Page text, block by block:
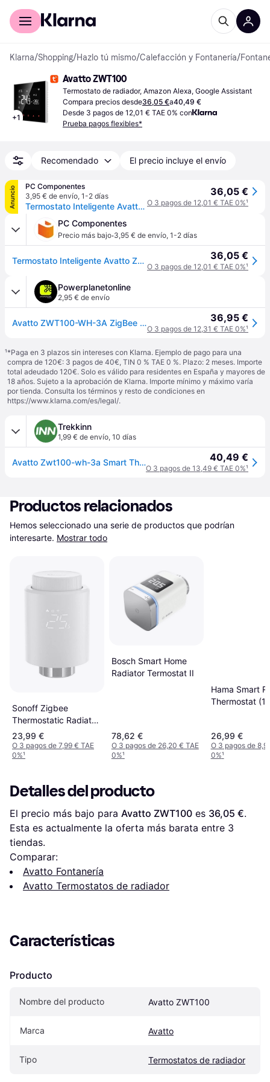
Comprar con Klarna
Klarna/Shopping/Hazlo tú mismo/Calefacción y Fontanería/
+1
Avatto ZWT100
Termostato de radiador, Amazon Alexa, Google Assistant
Compara precios desde36,05 €a40,49 €
Desde 3 pagos de 12,01 € TAE 0% con
Prueba pagos flexibles*
Recomendado El precio incluye el envío
Anuncio
PC Componentes
3,95 € de envío, 1-2 días
Termostato Inteligente Avatto ZWT100-WH-3A Cableado para Calefacción
36,05 €
O 3 pagos de 12,01 € TAE 0%¹
PC Componentes
Precio más bajo·3,95 € de envío, 1-2 días
Termostato Inteligente Avatto ZWT100-WH-3A Cableado para Calefacción 36,05 €
O 3 pagos de 12,01 € TAE 0%¹
Powerplanetonline
2,95 € de envío
Avatto ZWT100-WH-3A ZigBee Blanco - Termostato Inteligente 36,95 €
O 3 pagos de 12,31 € TAE 0%¹
¹*Paga en 3 plazos sin intereses con Klarna. Ejemplo de pago para una
compra de 120€: 3 pagos de 40€, TIN 0 % TAE 0 %. Plazo: 2 meses. Importe
total adeudado 120€. Solo es válido para residentes en España y mayores de
18 años. Sujeto a la aprobación de Klarna. Importe mínimo y máximo varía
por tienda. Consulta los términos y resto de condiciones en
https://www.klarna.com/es/legal/.
Trekkinn
1,99 € de envío, 10 días
Avatto Zwt100-wh-3a Smart Thermostat Transparente 40,49 €
O 3 pagos de 13,49 € TAE 0%¹
Productos relacionados
Hemos seleccionado una serie de productos que podrían
interesarte. Mostrar todo
Sonoff Zigbee
Thermostatic Radiator
Valve
23,99 €
O 3 pagos de 7,99 € TAE
0%¹
Bosch Smart Home
Radiator Termostat II
78,62 €
O 3 pagos de 26,20 € TAE
0%¹
Hama Smart
Thermostat
26,99 €
O 3 pagos de
0%¹
Detalles del producto
El precio más bajo para Avatto ZWT100 es 36,05 €.
Esta es actualmente la oferta más barata entre 3
tiendas.
Comparar:
Avatto Fontanería
Avatto Termostatos de radiador
Características
Producto
Nombre del producto Avatto ZWT100
Marca Avatto
Tipo Termostatos de radiador